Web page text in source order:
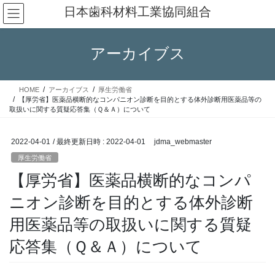
コ
ン
テ
ス
ナ
ビ
ゲ
ン
日本歯科材料工業協同組合
アーカイブス
HOME アーカイブス
厚生労働省
【厚労省】医薬品横断的なコンパニオン診断を目的とする体外診断用医薬品等の
取扱いに関する質疑応答集（Ｑ＆Ａ）について
2022-04-01 / 最終更新日時 : 2022-04-01 jdma_webmaster
厚生労働省
【厚労省】医薬品横断的なコンパ
ニオン診断を目的とする体外診断
用医薬品等の取扱いに関する質疑
応答集（Ｑ＆Ａ）について